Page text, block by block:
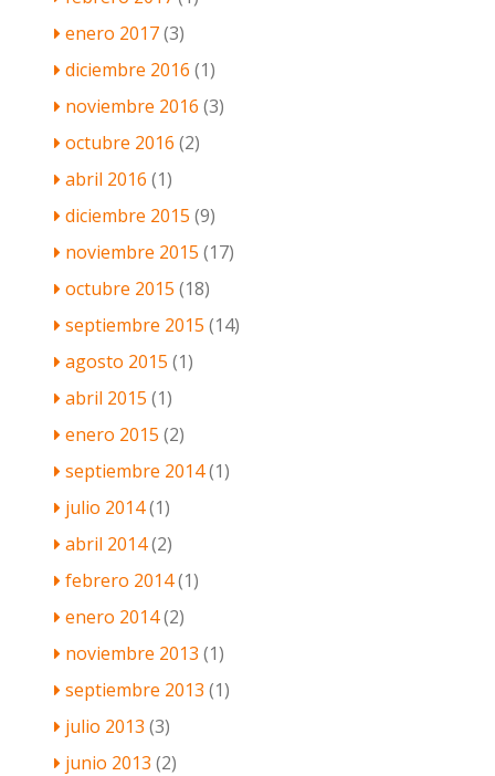
enero 2017(3)
diciembre 2016 (1)
noviembre 2016 (3)
octubre 2016 (2)
abril 2016 (1)
diciembre 2015 (9)
noviembre 2015 (17)
octubre 2015 (18)
septiembre 2015 (14)
agosto 2015 (1)
abril 2015 (1)
enero 2015 (2)
septiembre 2014(1)
julio 2014(1)
abril 2014(2)
febrero 2014(1)
enero 2014(2)
noviembre 2013 (1)
septiembre 2013 (1)
julio 2013 (3)
junio 2013 (2)